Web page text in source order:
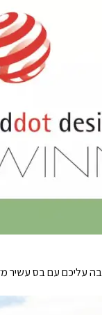
דינמי בגודל 10 מ"מ שיספק